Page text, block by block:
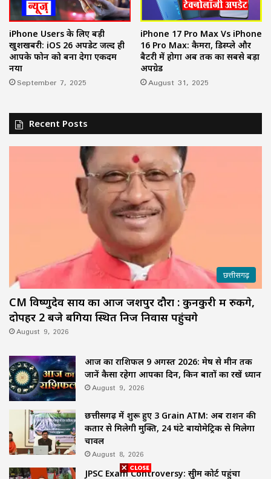
iPhone Users के लिए बड़ी
खुशखबरी: iOS 26 अपडेट जल्द ही
आपके फोन को बना देगा एकदम
नया
September 7, 2025
iPhone 17 Pro Max Vs iPhone
16 Pro Max: कैमरा, डिस्प्ले और
बैटरी में होगा अब तक का सबसे बड़ा
अपग्रेड
August 31, 2025
Recent Posts
छत्तीसगढ़
CM विष्णुदेव साय का आज जशपुर दौरा : कुनकुरी में रुकेंगे,
दोपहर 2 बजे बगिया स्थित निज निवास पहुंचेंगे
August 9, 2026
आज का राशिफल 9 अगस्त 2026: मेष से मीन तक
जानें कैसा रहेगा आपका दिन, किन बातों का रखें ध्यान
August 9, 2026
छत्तीसगढ़ में शुरू हुए 3 Grain ATM: अब राशन की
कतार से मिलेगी मुक्ति, 24 घंटे बायोमेट्रिक से मिलेगा
चावल
August 8, 2026
JPSC Exam Controversy: सुप्रीम कोर्ट पहुंचा